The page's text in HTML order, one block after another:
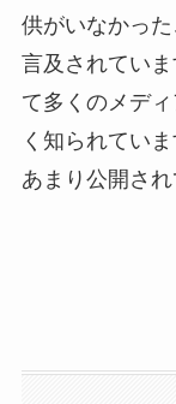
供がいなかっ
言及されてい
て多くのメデ
く知られてい
あまり公開され